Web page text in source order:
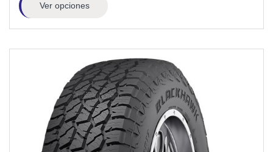
Ver opciones